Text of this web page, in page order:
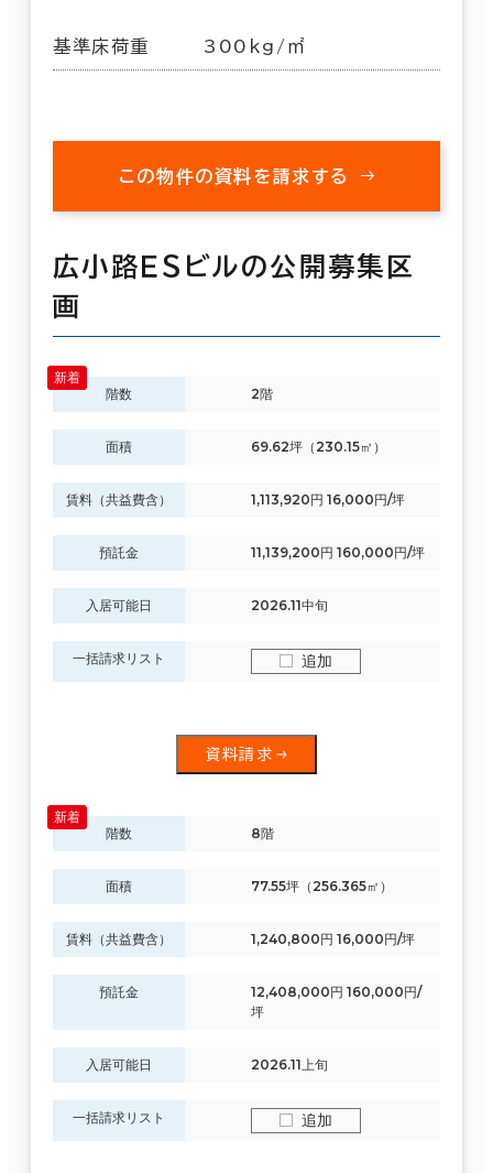
基準床荷重 300kg/㎡
この物件の資料を請求する
広小路ＥＳビルの公開募集区
画
階数 2階
面積 69.62坪（230.15㎡）
賃料（共益費含） 1,113,920円 16,000円/坪
預託金 11,139,200円 160,000円/坪
入居可能日 2026.11中旬
一括請求リスト 追加
資料請求
階数 8階
面積 77.55坪（256.365㎡）
賃料（共益費含） 1,240,800円 16,000円/坪
預託金
12,408,000円 160,000円/
坪
入居可能日 2026.11上旬
一括請求リスト 追加